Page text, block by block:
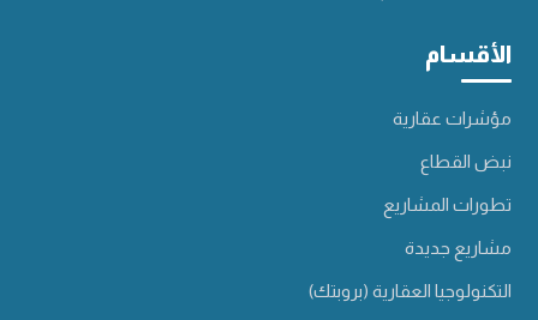
الأقسام
مؤشرات عقارية
نبض القطاع
تطورات المشاريع
مشاريع جديدة
التكنولوجيا العقارية (بروبتك)